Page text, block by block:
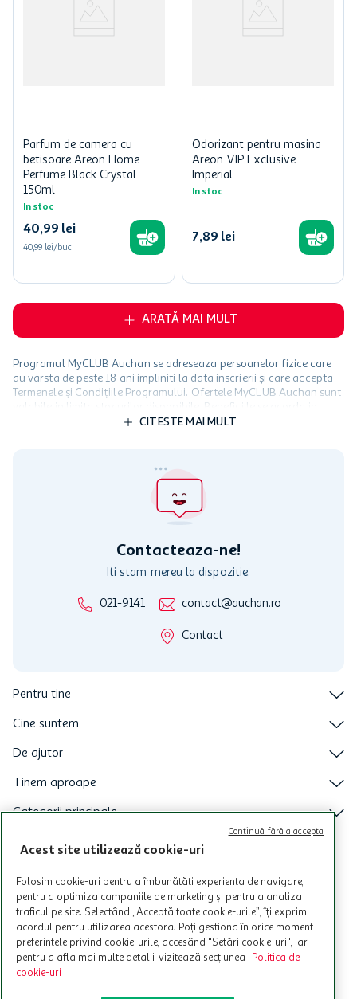
Parfum de camera cu
betisoare Areon Home
Perfume Black Crystal
150ml
In stoc
40,99 lei
40,99 lei/buc
Odorizant pentru masina
Areon VIP Exclusive
Imperial
In stoc
7,89 lei
ARATĂ MAI MULT
Programul MyCLUB Auchan se adreseaza persoanelor fizice care
au varsta de peste 18 ani impliniti la data inscrierii și care accepta
Termenele și Condițiile Programului. Ofertele MyCLUB Auchan sunt
limita a 12 unitati / card client o singura data in perioada promotiei.
activitati in afara celor mentionate in Termene si Conditii. Auchan
nu raspunde pentru imposibilitatea utilizarii Cardului in perioada in
care aceste este suspendat sau in perioada in care sunt efectuate
CITESTE MAI MULT
Contacteaza-ne!
Iti stam mereu la dispozitie.
021-9141 contact@auchan.ro
Contact
Pentru tine
Cine suntem
De ajutor
Tinem aproape
Categorii principale
Intra acum in aplicatia Auchan
Acest site utilizează cookie-uri
Folosim cookie-uri pentru a îmbunătăți experiența de navigare,
pentru a optimiza campaniile de marketing și pentru a analiza
traficul pe site. Selectând „Acceptă toate cookie-urile”, îți exprimi
acordul pentru utilizarea acestora. Poți gestiona în orice moment
preferințele privind cookie-urile, accesând "Setări cookie-uri", iar
pentru a afla mai multe detalii, vizitează secțiunea
Politica de
cookie-uri
Continuă fără a accepta